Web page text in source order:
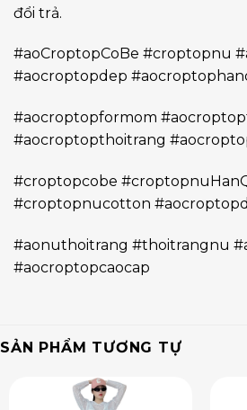
đổi trả.
#aoCroptopCoBe #croptopnu
#aocroptopdep
#aocroptopformom
#aocroptopthoitrang
#croptopcobe
#croptopnucotton
#aonuthoitrang #thoitrangnu
#aocroptopcaocap
SẢN PHẨM TƯƠNG TỰ